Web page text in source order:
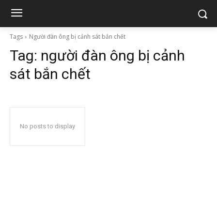
Tags Người đàn ông bị cảnh sát bắn chết
Tag: người đàn ông bị cảnh
sát bắn chết
No posts to display